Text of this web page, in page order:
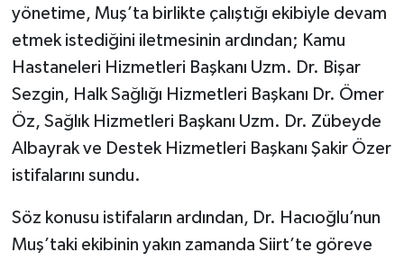
yönetime, Muş’ta birlikte çalıştığı ekibiyle devam
etmek istediğini iletmesinin ardından; Kamu
Hastaneleri Hizmetleri Başkanı Uzm. Dr. Bişar
Sezgin, Halk Sağlığı Hizmetleri Başkanı Dr. Ömer
Öz, Sağlık Hizmetleri Başkanı Uzm. Dr. Zübeyde
Albayrak ve Destek Hizmetleri Başkanı Şakir Özer
istifalarını sundu.
Söz konusu istifaların ardından, Dr. Hacıoğlu’nun
Muş’taki ekibinin yakın zamanda Siirt’te göreve